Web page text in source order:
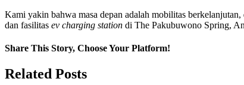
Kami yakin bahwa masa depan adalah mobilitas
dan fasilitas ev charging station di The Pakubuwono Spring,
Share This Story, Choose Your Platform!
Facebook
Twitter
LinkedIn
WhatsApp
Email
Related Posts